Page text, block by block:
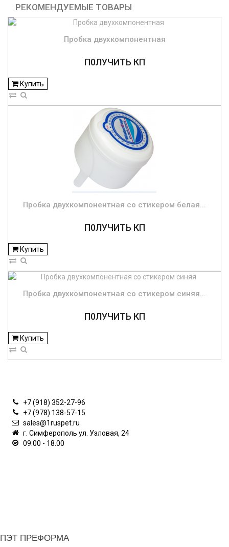
РЕКОМЕНДУЕМЫЕ ТОВАРЫ
Пробка двухкомпонентная
П0ЛУЧИТЬ КП
Купить
Пробка двухкомпонентная со стикером белая...
П0ЛУЧИТЬ КП
Купить
Пробка двухкомпонентная со стикером синяя...
П0ЛУЧИТЬ КП
Купить
+7 (918) 352-27-96
+7 (978) 138-57-15
sales@1ruspet.ru
г. Симферополь ул. Узловая, 24
09.00 - 18.00
ПЭТ ПРЕФОРМА